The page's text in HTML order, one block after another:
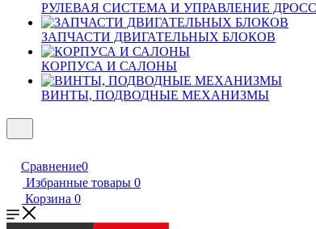
РУЛЕВАЯ СИСТЕМА И УПРАВЛЕНИЕ
ЗАПЧАСТИ ДВИГАТЕЛЬНЫХ БЛОКОВ
КОРПУСА И САЛОНЫ
ВИНТЫ, ПОДВОДНЫЕ МЕХАНИЗМЫ
Сравнение0
Избранные товары 0
Корзина 0